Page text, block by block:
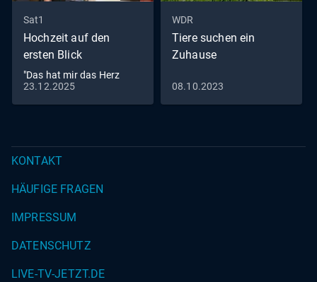
Sat1
Hochzeit auf den
ersten Blick
"Das hat mir das Herz
zerrissen": Ein Finale
emotionaler denn je!
23.12.2025
WDR
Tiere suchen ein
Zuhause
08.10.2023
KONTAKT
HÄUFIGE FRAGEN
IMPRESSUM
DATENSCHUTZ
LIVE-TV-JETZT.DE